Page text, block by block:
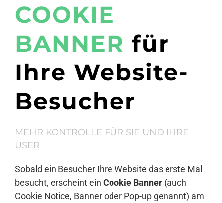
COOKIE
BANNER für
Ihre Website-
Besucher
MEHR KONTROLLE FÜR SIE UND IHRE
USER
Sobald ein Besucher Ihre Website das erste Mal
besucht, erscheint ein Cookie Banner (auch
Cookie Notice, Banner oder Pop-up genannt) am